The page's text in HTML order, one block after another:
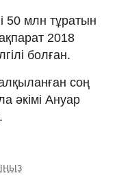
50 млн тұратын
2018
болған.
соң
әкімі Ануар